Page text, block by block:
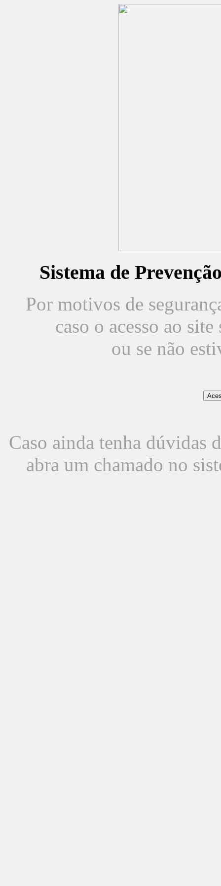
Sistema de
Por motivos de
caso o acesso ao
ou se não
Caso ainda tenha dúvidas
abra um chamado no